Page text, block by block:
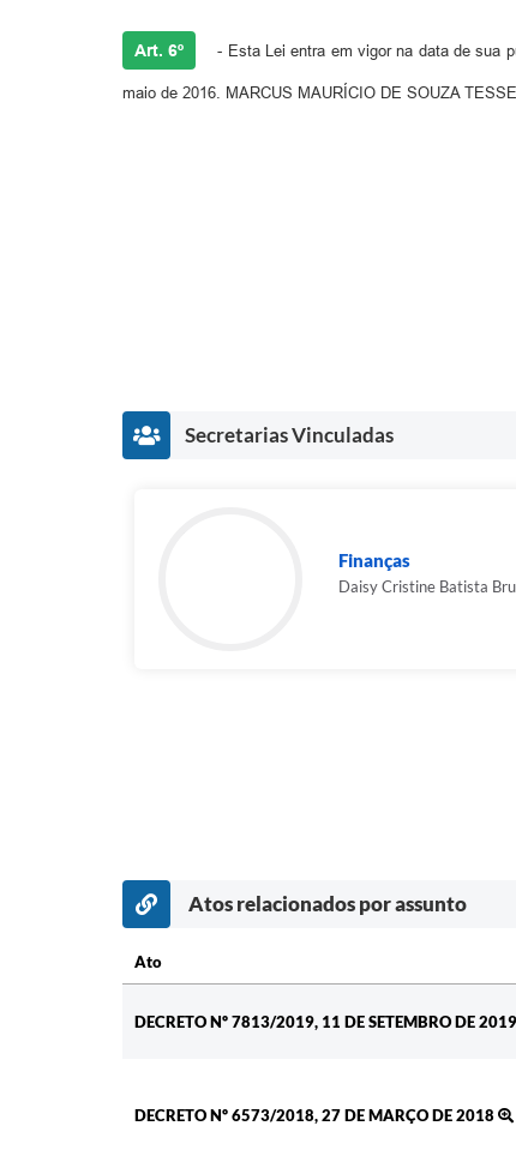
Art. 6º - Esta Lei entra em vigor na data de sua
maio de 2016. MARCUS MAURÍCIO DE SOUZA
Secretarias Vinculadas
Finanças
Daisy Cristine Batista
Atos relacionados por assunto
Ato
DECRETO Nº 7813/2019, 11 DE SETEMBRO DE 2019
DECRETO Nº 6573/2018, 27 DE MARÇO DE 2018